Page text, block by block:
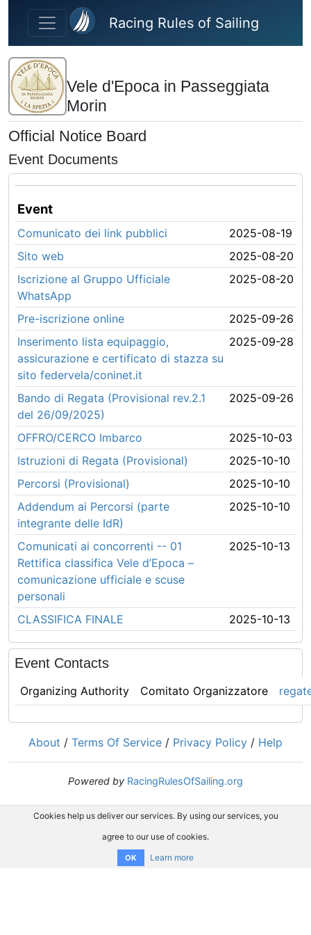
Skip to main content
Racing Rules of Sailing
Vele d'Epoca in Passeggiata
Morin
Official Notice Board
Event Documents
Event
Comunicato dei link pubblici
2025-08-19
Sito web
2025-08-20
Iscrizione al Gruppo Ufficiale
WhatsApp
2025-08-20
Pre-iscrizione online
2025-09-26
Inserimento lista equipaggio,
assicurazione e certificato di stazza su
sito federvela/coninet.it
2025-09-28
Bando di Regata (Provisional rev.2.1
del 26/09/2025)
2025-09-26
OFFRO/CERCO Imbarco
2025-10-03
Istruzioni di Regata (Provisional)
2025-10-10
Percorsi (Provisional)
2025-10-10
Addendum ai Percorsi (parte
integrante delle IdR)
2025-10-10
Comunicati ai concorrenti -- 01
Rettifica classifica Vele d’Epoca –
comunicazione ufficiale e scuse
personali
2025-10-13
CLASSIFICA FINALE 2025-10-13
Event Contacts
Organizing Authority Comitato Organizzatore
About / Terms Of Service / Privacy Policy / Help
Powered by RacingRulesOfSailing.org
Cookies help us deliver our services. By using our services, you
agree to our use of cookies.
OK Learn more